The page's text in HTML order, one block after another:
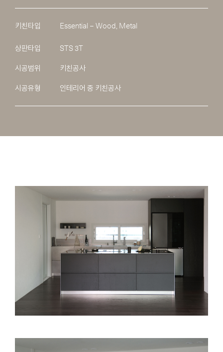
키친타입 Essential – Wood, Metal
상판타입 STS 3T
시공범위 키친공사
시공유형 인테리어 중 키친공사